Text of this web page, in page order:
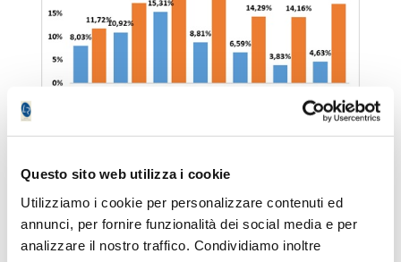
Questo sito web utilizza i cookie
Utilizziamo i cookie per personalizzare contenuti ed
annunci, per fornire funzionalità dei social media e per
analizzare il nostro traffico. Condividiamo inoltre
FLUSSI DI CASSA DI FM MATTSSON:
Il 2025 non è solo crescita contabile, ma
anche generazione di cassa: